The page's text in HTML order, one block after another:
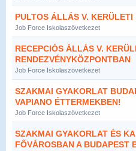
PULTOS ÁLLÁS V.
Job Force Iskolaszövetkezet
RECEPCIÓS ÁLLÁS V.
RENDEZVÉNYKÖZPONTBAN
Job Force Iskolaszövetkezet
SZAKMAI GYAKORLAT
VAPIANO ÉTTERMEKBEN!
Job Force Iskolaszövetkezet
SZAKMAI GYAKORLAT ÉS
FŐVÁROSBAN A BUDAPEST